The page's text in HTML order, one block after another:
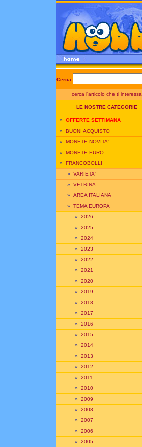
Cerca
cerca l'articolo che ti interessa
LE NOSTRE CATEGORIE
» OFFERTE SETTIMANA
» BUONI ACQUISTO
» MONETE NOVITA'
» MONETE EURO
» FRANCOBOLLI
» VARIETA'
» VETRINA
» AREA ITALIANA
» TEMA EUROPA
» 2026
» 2025
» 2024
» 2023
» 2022
» 2021
» 2020
» 2019
» 2018
» 2017
» 2016
» 2015
» 2014
» 2013
» 2012
» 2011
» 2010
» 2009
» 2008
» 2007
» 2006
» 2005